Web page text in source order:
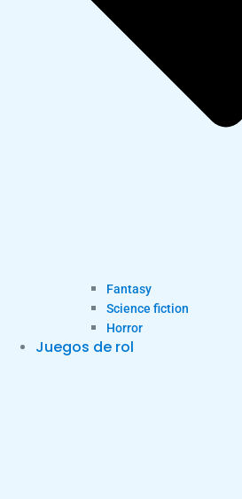
Fantasy
Science fiction
Horror
Juegos de rol